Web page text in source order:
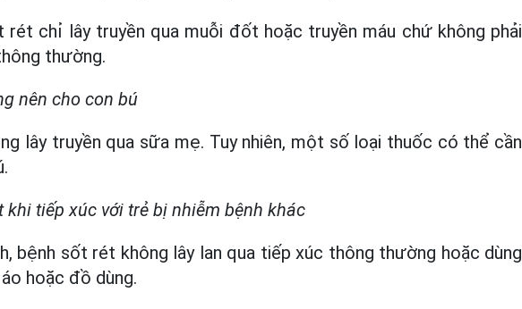
rét chỉ lây truyền qua muỗi đốt hoặc truyền máu chứ không phải
thường.
nên cho con bú
lây truyền qua sữa mẹ. Tuy nhiên, một số loại thuốc có thể cần
khi tiếp xúc với trẻ bị nhiễm bệnh khác
bệnh sốt rét không lây lan qua tiếp xúc thông thường hoặc dùng
hoặc đồ dùng.